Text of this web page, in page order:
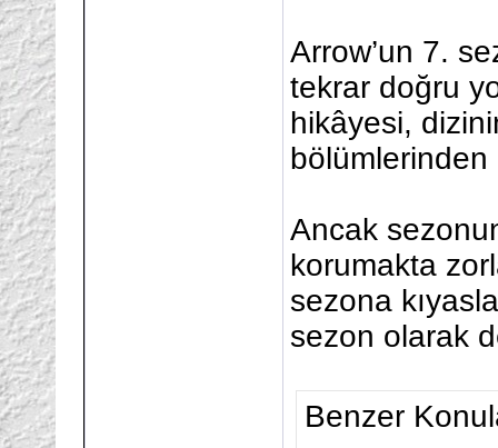
Arrow’un 7.
tekrar doğru
hikâyesi,
bölümlerinden
Ancak
korumakta
sezona
sezon olarak
Benzer